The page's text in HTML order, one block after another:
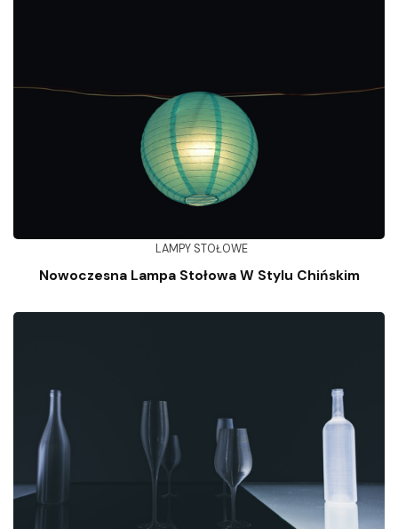
LAMPY STOŁOWE
Nowoczesna Lampa Stołowa W Stylu Chińskim